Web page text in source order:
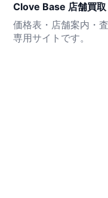
Clove Base 店舗買取
価格表・店舗案内・
専用サイトです。